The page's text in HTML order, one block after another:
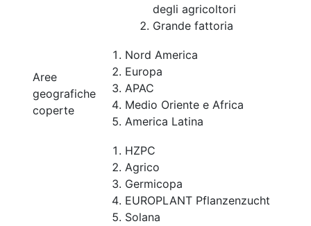
degli agricoltori
Grande fattoria
Aree
geografiche
coperte
Nord America
Europa
APAC
Medio Oriente e Africa
America Latina
HZPC
Agrico
Germicopa
EUROPLANT Pflanzenzucht
Solana